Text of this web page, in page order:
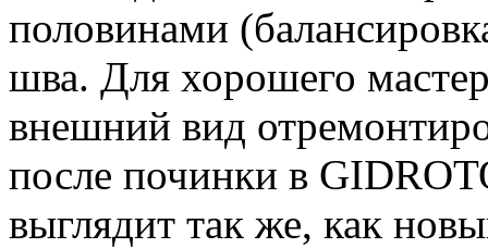
половинами
шва. Для хорошего
внешний вид
после починки в
выглядит так же, как